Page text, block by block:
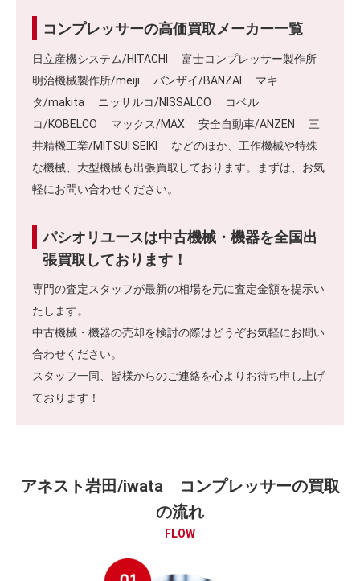
コンプレッサーの高価買取メーカー一覧
日立産機システム/HITACHI 富士コンプレッサー製作所
明治機械製作所/meiji バンザイ/BANZAI マキ
タ/makita ニッサルコ/NISSALCO コベル
コ/KOBELCO マックス/MAX 安全自動車/ANZEN 三
井精機工業/MITSUI SEIKI などのほか、工作機械や特殊
な機械、大型機械も出張買取しております。まずは、お気
軽にお問い合わせください。
パシオリユースは中古機械・機器を全国出
張買取しております！
専門の査定スタッフが最新の相場を元に査定金額を提示い
たします。
中古機械・機器の売却を検討の際はどうぞお気軽にお問い
合わせください。
スタッフ一同、皆様からのご連絡を心よりお待ち申し上げ
ております！
アネスト岩田/iwata コンプレッサーの買取
の流れ
FLOW